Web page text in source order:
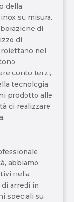
della
su misura.
di
di
nel
conto terzi,
tecnologia
prodotto alle
di realizzare
abbiamo
nella
arredi in
speciali su